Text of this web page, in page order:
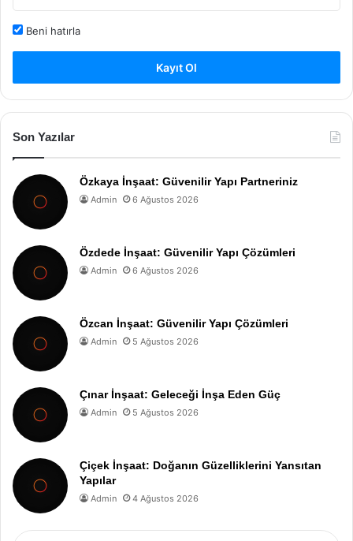
Beni hatırla
Kayıt Ol
Son Yazılar
Özkaya İnşaat: Güvenilir Yapı Partneriniz
Admin 6 Ağustos 2026
Özdede İnşaat: Güvenilir Yapı Çözümleri
Admin 6 Ağustos 2026
Özcan İnşaat: Güvenilir Yapı Çözümleri
Admin 5 Ağustos 2026
Çınar İnşaat: Geleceği İnşa Eden Güç
Admin 5 Ağustos 2026
Çiçek İnşaat: Doğanın Güzelliklerini Yansıtan
Yapılar
Admin 4 Ağustos 2026